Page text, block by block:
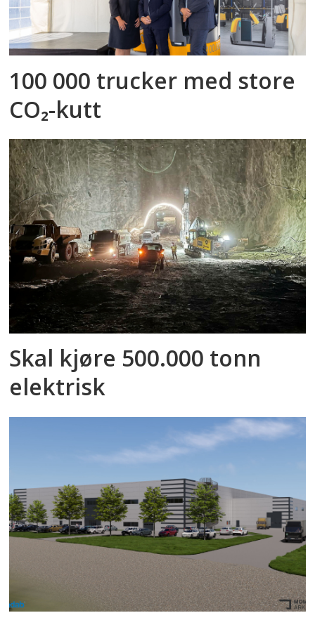
100 000 trucker med store
CO₂-kutt
Skal kjøre 500.000 tonn
elektrisk